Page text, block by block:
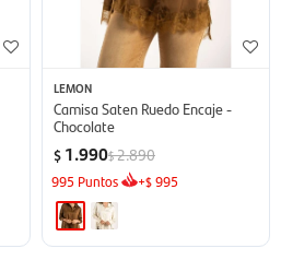
LEMON
Camisa Saten Ruedo Encaje -
Chocolate
$ 1.990$2.890
995 Puntos +$995